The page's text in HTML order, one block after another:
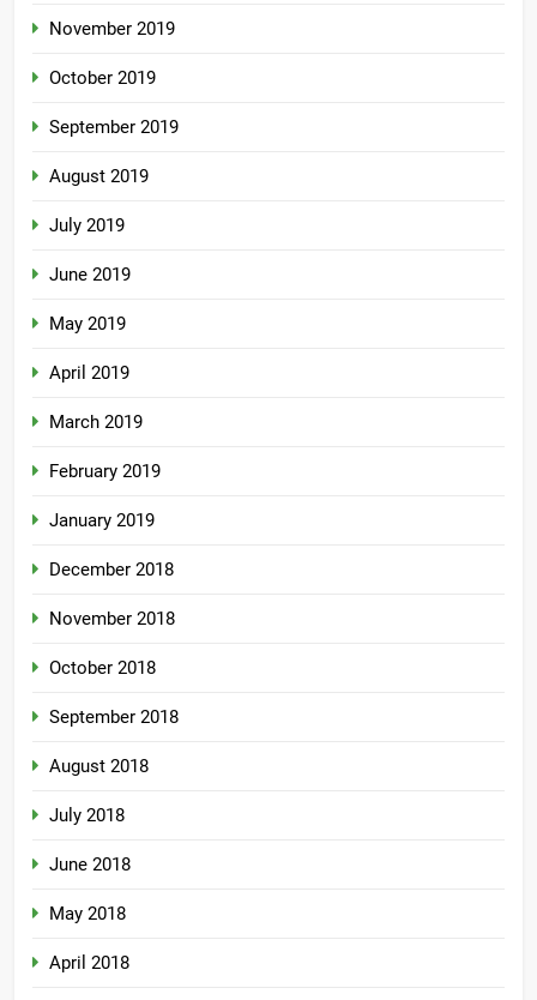
November 2019
October 2019
September 2019
August 2019
July 2019
June 2019
May 2019
April 2019
March 2019
February 2019
January 2019
December 2018
November 2018
October 2018
September 2018
August 2018
July 2018
June 2018
May 2018
April 2018